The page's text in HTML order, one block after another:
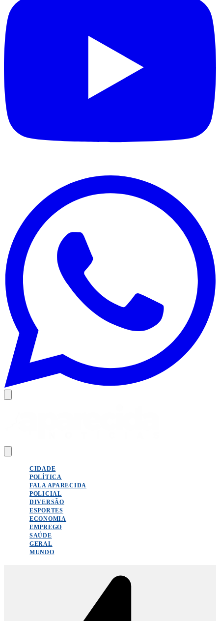
CIDADE
POLÍTICA
FALA APARECIDA
POLICIAL
DIVERSÃO
ESPORTES
ECONOMIA
EMPREGO
SAÚDE
GERAL
MUNDO